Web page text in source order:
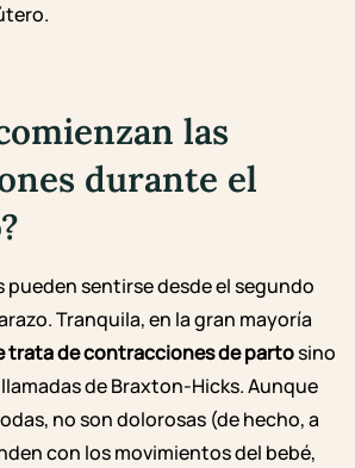
las
durante el
sentirse desde el segundo
Tranquila, en la gran mayoría
trata de contracciones de partosino
de Braxton-Hicks. Aunque
no son dolorosas (de hecho, a
con los movimientos del bebé,